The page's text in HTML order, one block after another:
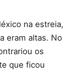
na estreia,
eram altas. No
os
que ficou